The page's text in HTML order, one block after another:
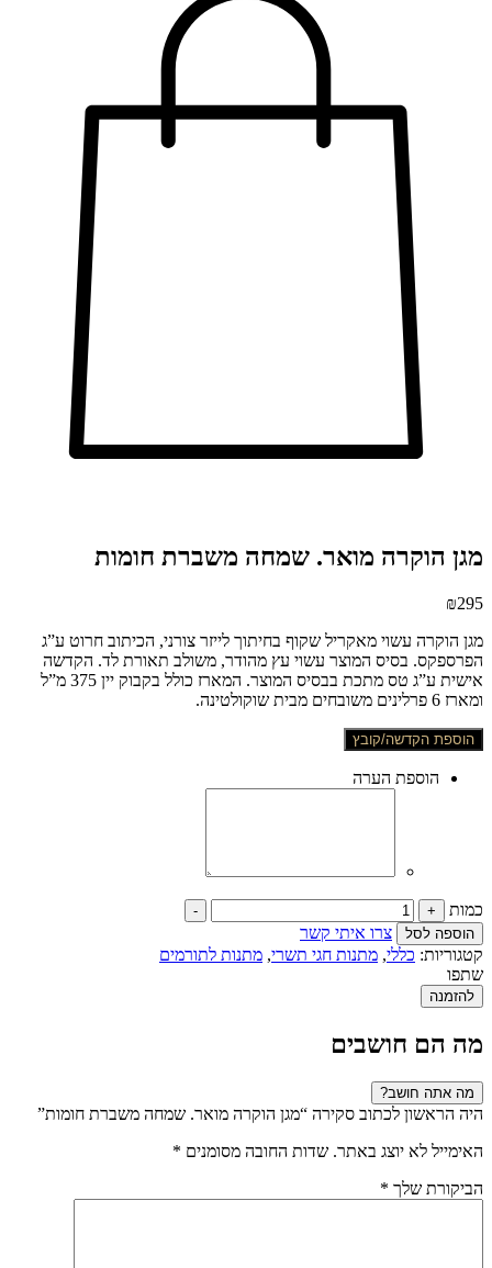
מגן הוקרה מואר. שמחה משברת חומות
₪295
מגן הוקרה עשוי מאקריל שקוף בחיתוך לייזר צורני, הכיתוב חרוט ע”ג
הפרספקס. בסיס המוצר עשוי עץ מהודר, משולב תאורת לד. הקדשה
אישית ע”ג טס מתכת בבסיס המוצר. המארז כולל בקבוק יין 375 מ”ל
ומארז 6 פרלינים משובחים מבית שוקולטינה.
הוספת הקדשה/קובץ
הוספת הערה
כמות +
-
הוספה לסל
צרו איתי קשר
קטגוריות: כללי, מתנות חגי תשרי, מתנות לתורמים
שתפו
להזמנה
מה הם חושבים
מה אתה חושב?
היה הראשון לכתוב סקירה “מגן הוקרה מואר. שמחה משברת חומות”
האימייל לא יוצג באתר. שדות החובה מסומנים *
הביקורת שלך *